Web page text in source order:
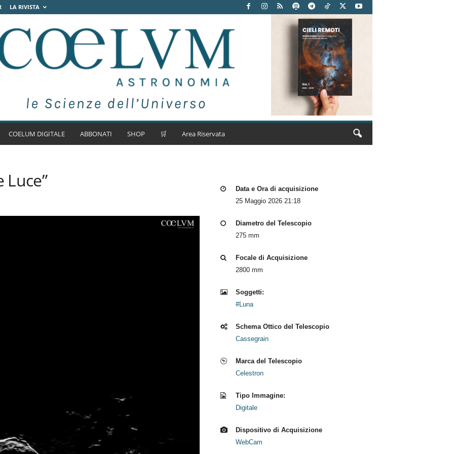
LA RIVISTA
COELUM DIGITALE ABBONATI SHOP 🛒 Area Riservata
Luce”
Data e Ora di acquisizione
25 Maggio 2026 21:18
Diametro del Telescopio
275 mm
Focale di Acquisizione
2800 mm
Soggetti:
#Luna
Schema Ottico del Telescopio
Cassegrain
Marca del Telescopio
Celestron
Tipo Immagine:
Digitale
Dispositivo di Acquisizione
WebCam